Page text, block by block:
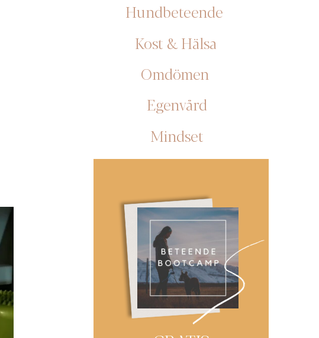
Hundbeteende
Kost & Hälsa
Omdömen
Egenvård
Mindset